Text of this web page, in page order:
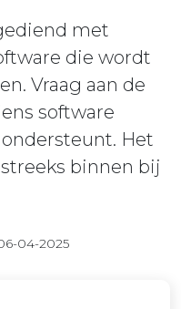
met
die wordt
Vraag aan de
software
Het
binnen bij
04-2025